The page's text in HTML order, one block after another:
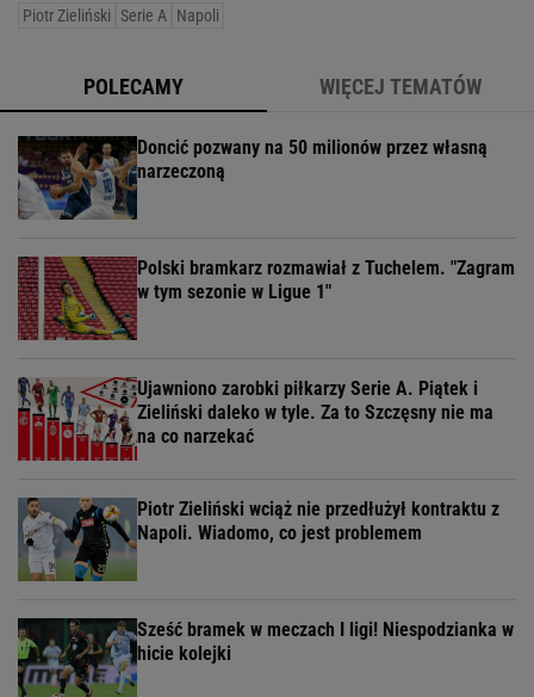
Piotr Zieliński Serie A Napoli
POLECAMY WIĘCEJ TEMATÓW
Doncić pozwany na 50 milionów przez własną
narzeczoną
Polski bramkarz rozmawiał z Tuchelem. "Zagram
w tym sezonie w Ligue 1"
Ujawniono zarobki piłkarzy Serie A. Piątek i
Zieliński daleko w tyle. Za to Szczęsny nie ma
na co narzekać
Piotr Zieliński wciąż nie przedłużył kontraktu z
Napoli. Wiadomo, co jest problemem
Sześć bramek w meczach I ligi! Niespodzianka w
hicie kolejki